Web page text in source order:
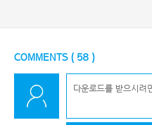
COMMENTS ( 58 )